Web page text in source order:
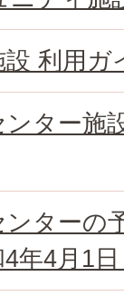
利用ガ
ター施
ターの
年4月1